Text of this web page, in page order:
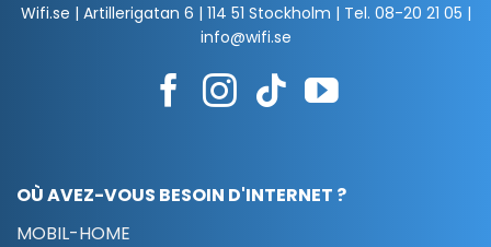
Wifi.se | Artillerigatan 6 | 114 51 Stockholm | Tel. 08-20 21 05 |
info@wifi.se
OÙ AVEZ-VOUS BESOIN D'INTERNET ?
MOBIL-HOME